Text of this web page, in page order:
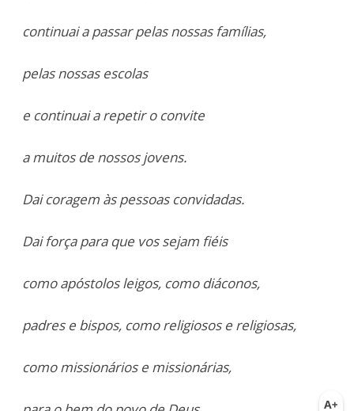
continuai a passar pelas nossas famílias,
pelas nossas escolas
e continuai a repetir o convite
a muitos de nossos jovens.
Dai coragem às pessoas convidadas.
Dai força para que vos sejam fiéis
como apóstolos leigos, como diáconos,
padres e bispos, como religiosos e religiosas,
como missionários e missionárias,